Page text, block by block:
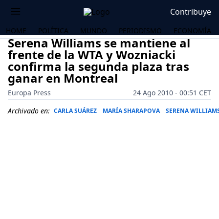
Contribuye
HOME POLÍTICA MUNDO PERIODISMO ECONOMÍA
Serena Williams se mantiene al
frente de la WTA y Wozniacki
confirma la segunda plaza tras
ganar en Montreal
Europa Press
24 Ago 2010 - 00:51 CET
Archivado en: CARLA SUÁREZ MARÍA SHARAPOVA SERENA